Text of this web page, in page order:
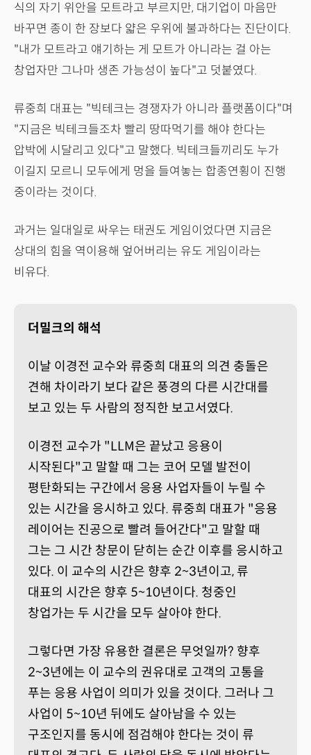
식의 자기 위안을 모트라고 부르지만, 대기업이 마음만
바꾸면 종이 한 장보다 얇은 우위에 불과하다는 진단이다.
"내가 모트라고 얘기하는 게 모트가 아니라는 걸 아는
창업자만 그나마 생존 가능성이 높다"고 덧붙였다.
류중희 대표는 "빅테크는 경쟁자가 아니라 플랫폼이다"며
"지금은 빅테크들조차 빨리 땅따먹기를 해야 한다는
압박에 시달리고 있다"고 말했다. 빅테크들끼리도 누가
이길지 모르니 모두에게 멍을 들여놓는 합종연횡이 진행
중이라는 것이다.
과거는 일대일로 싸우는 태권도 게임이었다면 지금은
상대의 힘을 역이용해 엎어버리는 유도 게임이라는
비유다.
더밀크의 해석
이날 이경전 교수와 류중희 대표의 의견 충돌은
견해 차이라기 보다 같은 풍경의 다른 시간대를
보고 있는 두 사람의 정직한 보고서였다.
이경전 교수가 "LLM은 끝났고 응용이
시작된다"고 말할 때 그는 코어 모델 발전이
평탄화되는 구간에서 응용 사업자들이 누릴 수
있는 시간을 응시하고 있다. 류중희 대표가 "응용
레이어는 진공으로 빨려 들어간다"고 말할 때
그는 그 시간 창문이 닫히는 순간 이후를 응시하고
있다. 이 교수의 시간은 향후 2~3년이고, 류
대표의 시간은 향후 5~10년이다. 청중인
창업가는 두 시간을 모두 살아야 한다.
그렇다면 가장 유용한 결론은 무엇일까? 향후
2~3년에는 이 교수의 권유대로 고객의 고통을
푸는 응용 사업이 의미가 있을 것이다. 그러나 그
사업이 5~10년 뒤에도 살아남을 수 있는
구조인지를 동시에 점검해야 한다는 것이 류